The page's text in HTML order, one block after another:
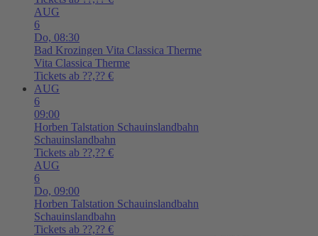
AUG
6
Do, 08:30
Bad Krozingen Vita Classica Therme
Vita Classica Therme
Tickets ab ??,?? €
AUG
6
09:00
Horben Talstation Schauinslandbahn
Schauinslandbahn
Tickets ab ??,?? €
AUG
6
Do, 09:00
Horben Talstation Schauinslandbahn
Schauinslandbahn
Tickets ab ??,?? €